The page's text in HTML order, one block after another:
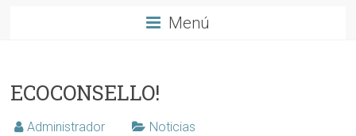
Menú
ECOCONSELLO!
Administrador Noticias